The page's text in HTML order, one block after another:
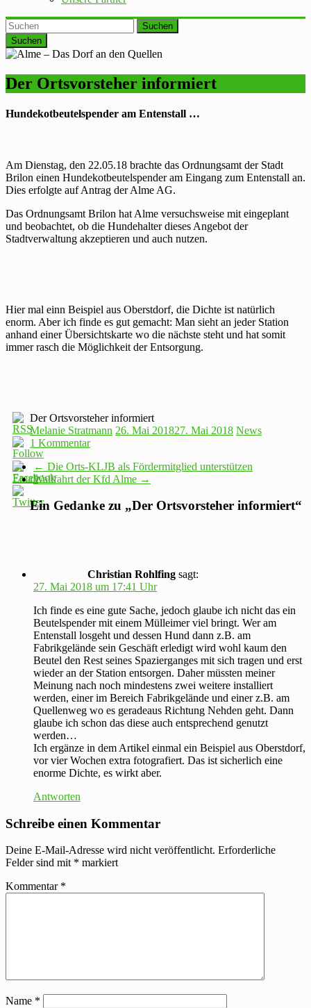
Suchen
Der Ortsvorsteher informiert
Hundekotbeutelspender am Entenstall …
Am Dienstag, den 22.05.18 brachte das Ordnungsamt der Stadt
Brilon einen Hundekotbeutelspender am Eingang zum Entenstall an.
Dies erfolgte auf Antrag der Alme AG.
Das Ordnungsamt Brilon hat Alme versuchsweise mit eingeplant
und beobachtet, ob die Hundehalter dieses Angebot der
Stadtverwaltung akzeptieren und auch nutzen.
Hier mal einn Beispiel aus Oberstdorf, die Dichte ist natürlich
enorm. Aber ich finde es gut gemacht: Man sieht an jeder Station
anhand einer Übersichtskarte wo die nächste steht und hat somit
immer rasch die Möglichkeit der Entsorgung.
Der Ortsvorsteher informiert
Melanie Stratmann 26. Mai 201827. Mai 2018 News
1 Kommentar
← Die Orts-KLJB als Fördermitglied unterstützen
Wallfahrt der Kfd Alme →
Ein Gedanke zu „Der Ortsvorsteher informiert“
Christian Rohlfing sagt:
27. Mai 2018 um 17:41 Uhr
Ich finde es eine gute Sache, jedoch glaube ich nicht das ein
Beutelspender mit einem Mülleimer viel bringt. Wer am
Entenstall losgeht und dessen Hund dann z.B. am
Fabrikgelände sein Geschäft erledigt wird wohl kaum den
Beutel den Rest seines Spazierganges mit sich tragen und erst
wieder an der Station entsorgen. Daher müssten meiner
Meinung nach noch mindestens zwei weitere installiert
werden, einer im Bereich Fabrikgelände und einer z.B. am
Quellenweg wo es geradeaus Richtung Nehden geht. Dann
glaube ich schon das diese auch entsprechend genutzt
werden…
Ich ergänze in dem Artikel einmal ein Beispiel aus Oberstdorf,
vor vier Wochen extra fotografiert. Das ist sicherlich eine
enorme Dichte, es wirkt aber.
Antworten
Schreibe einen Kommentar
Deine E-Mail-Adresse wird nicht veröffentlicht. Erforderliche
Felder sind mit * markiert
Kommentar *
Name *